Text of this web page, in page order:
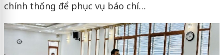
chính thống để phục vụ báo chí…